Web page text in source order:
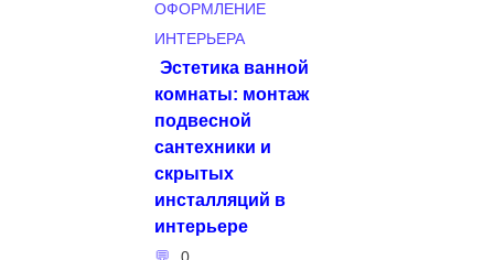
ОФОРМЛЕНИЕ
ИНТЕРЬЕРА
Эстетика ванной
комнаты: монтаж
подвесной
сантехники и
скрытых
инсталляций в
интерьере
0